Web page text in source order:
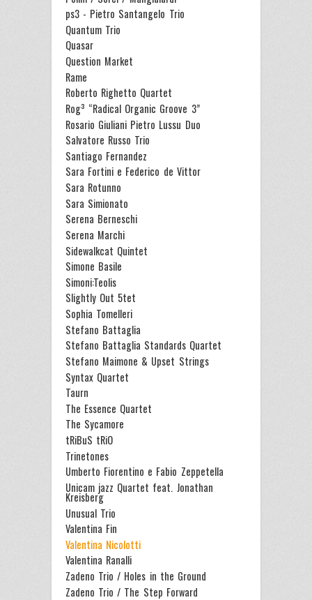
ps3 - Pietro Santangelo Trio
Quantum Trio
Quasar
Question Market
Rame
Roberto Righetto Quartet
Rog³ “Radical Organic Groove 3”
Rosario Giuliani Pietro Lussu Duo
Salvatore Russo Trio
Santiago Fernandez
Sara Fortini e Federico de Vittor
Sara Rotunno
Sara Simionato
Serena Berneschi
Serena Marchi
Sidewalkcat Quintet
Simone Basile
Simoni:Teolis
Slightly Out 5tet
Sophia Tomelleri
Stefano Battaglia
Stefano Battaglia Standards Quartet
Stefano Maimone & Upset Strings
Syntax Quartet
Taurn
The Essence Quartet
The Sycamore
tRiBuS tRiO
Trinetones
Umberto Fiorentino e Fabio Zeppetella
Unicam jazz Quartet feat. Jonathan
Kreisberg
Unusual Trio
Valentina Fin
Valentina Nicolotti
Valentina Ranalli
Zadeno Trio / Holes in the Ground
Zadeno Trio / The Step Forward